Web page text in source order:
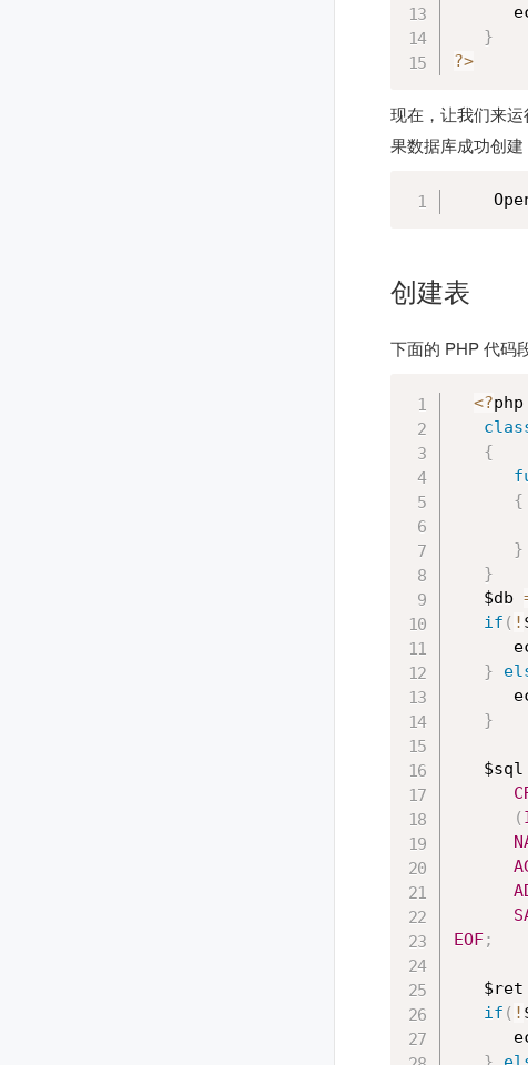
}
?>
现在，让我们来
果数据库成功创建
创建表
下面的 PHP 代码
<?php
{
{
}
}
   $db
if ( !
}
}
   $sql
(
EOF;
   $ret
if ( !